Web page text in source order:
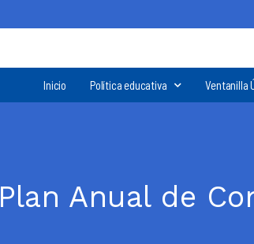
Inicio Política educativa Ventanilla
Plan Anual de